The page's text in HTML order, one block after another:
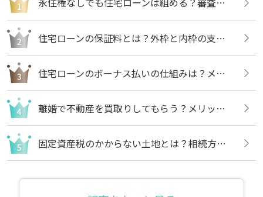
住宅ローンの保証料とは？外枠と内枠の支払い方法や違いについても解説
住宅ローンのボーナス払いの仕組みは？メリットや注意点についても解説
離婚で不動産を買取りしてもらう？メリットや売却の流れについても解説
固定資産税のかからない土地とは？相続方法や不要な場合の処分方法も解説